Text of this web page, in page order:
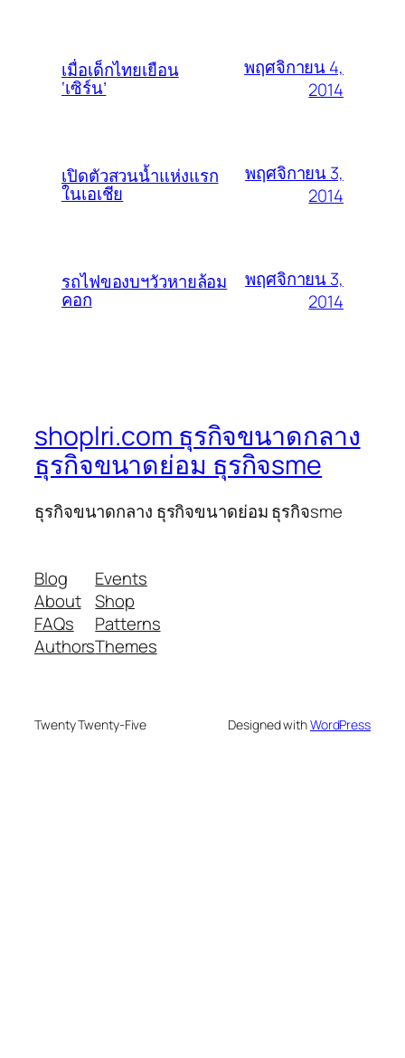
เมื่อเด็กไทยเยือน
‘เซิร์น’
พฤศจิกายน 4,
2014
เปิดตัวสวนน้ำแห่งแรก
ในเอเชีย
พฤศจิกายน 3,
2014
รถไฟของบฯวัวหายล้อม
คอก
พฤศจิกายน 3,
2014
shoplri.com ธุรกิจขนาดกลาง
ธุรกิจขนาดย่อม ธุรกิจsme
ธุรกิจขนาดกลาง ธุรกิจขนาดย่อม ธุรกิจsme
Blog
About
FAQs
Authors
Events
Shop
Patterns
Themes
Twenty Twenty-Five Designed withWordPress